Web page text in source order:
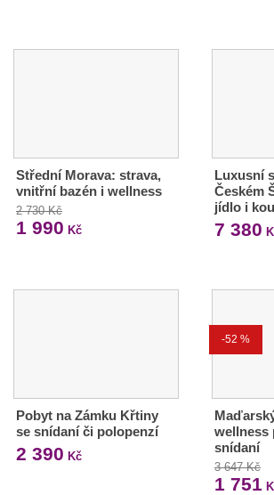
Střední Morava: strava,
vnitřní bazén i wellness
2 730 Kč
1 990 Kč
Luxusní
Českém
jídlo i
7 380
Pobyt na Zámku Křtiny
se snídaní či polopenzí
2 390 Kč
-52 %
wellness
snídaní
3 647 Kč
1 751